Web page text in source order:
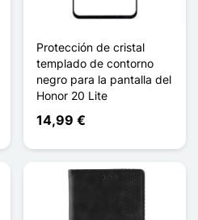
Protección de cristal
templado de contorno
negro para la pantalla del
Honor 20 Lite
14,99 €